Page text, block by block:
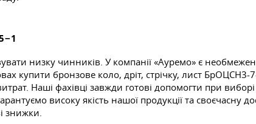
низку чинників. У компанії «Ауремо» є
купити бронзове коло, дріт, стрічку, лист
Наші фахівці завжди готові допомогти при виборі
високу якість нашої продукції та своєчасну
знижки.